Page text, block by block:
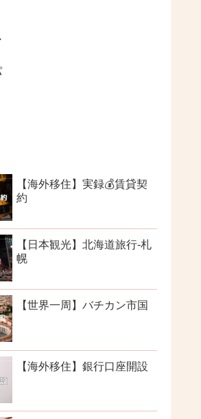
【海外移住】実録💰賃貸契
約
【日本観光】北海道旅行-札
幌
【世界一周】バチカン市国
【海外移住】銀行口座開設